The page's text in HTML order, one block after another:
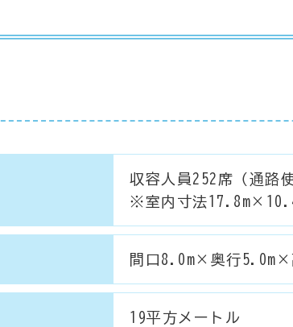
収容人員252席（通路
※室内寸法
間口8.0m×奥行5.0m×
19平方メートル